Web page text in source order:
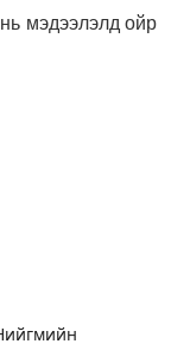
мэдээлэлд ойр